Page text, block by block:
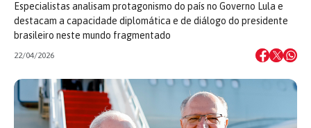
Especialistas analisam protagonismo do país no Governo Lula e
destacam a capacidade diplomática e de diálogo do presidente
brasileiro neste mundo fragmentado
22/04/2026